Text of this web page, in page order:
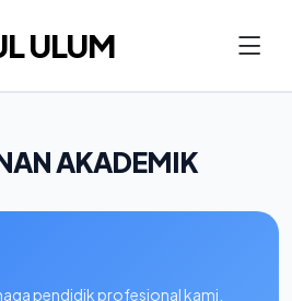
ULUM
AKADEMIK
pendidik profesional kami.